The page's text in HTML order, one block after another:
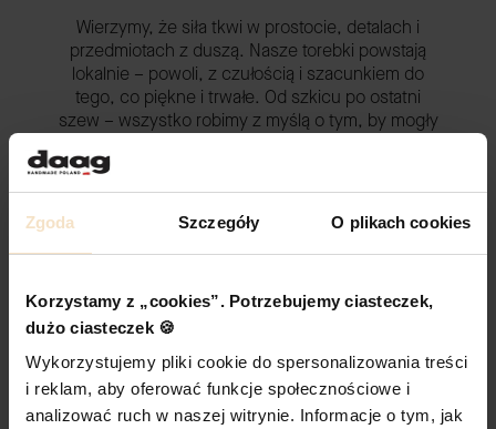
Zgoda Szczegóły O plikach cookies
Korzystamy z „cookies”. Potrzebujemy ciasteczek,
dużo ciasteczek 🍪
Wykorzystujemy pliki cookie do spersonalizowania treści
i reklam, aby oferować funkcje społecznościowe i
analizować ruch w naszej witrynie. Informacje o tym, jak
Wierzymy, że siła tkwi w prostocie, detalach i
przedmiotach z duszą. Nasze torebki powstają
lokalnie – powoli, z czułością i szacunkiem do
tego, co piękne i trwałe. Od szkicu po ostatni
szew – wszystko robimy z myślą o tym, by mogły
Gdy wieczorem zanurzasz się w rozmowie z
przyjaciółką, a Twoja torebka to cichy, niezawodny
produkt – to zaproszenie do stworzenia własnej
POZNAJ NAS LEPIEJ